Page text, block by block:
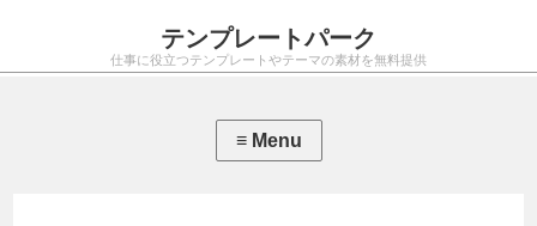
テンプレートパーク
仕事に役立つテンプレートやテーマの素材を無料提供